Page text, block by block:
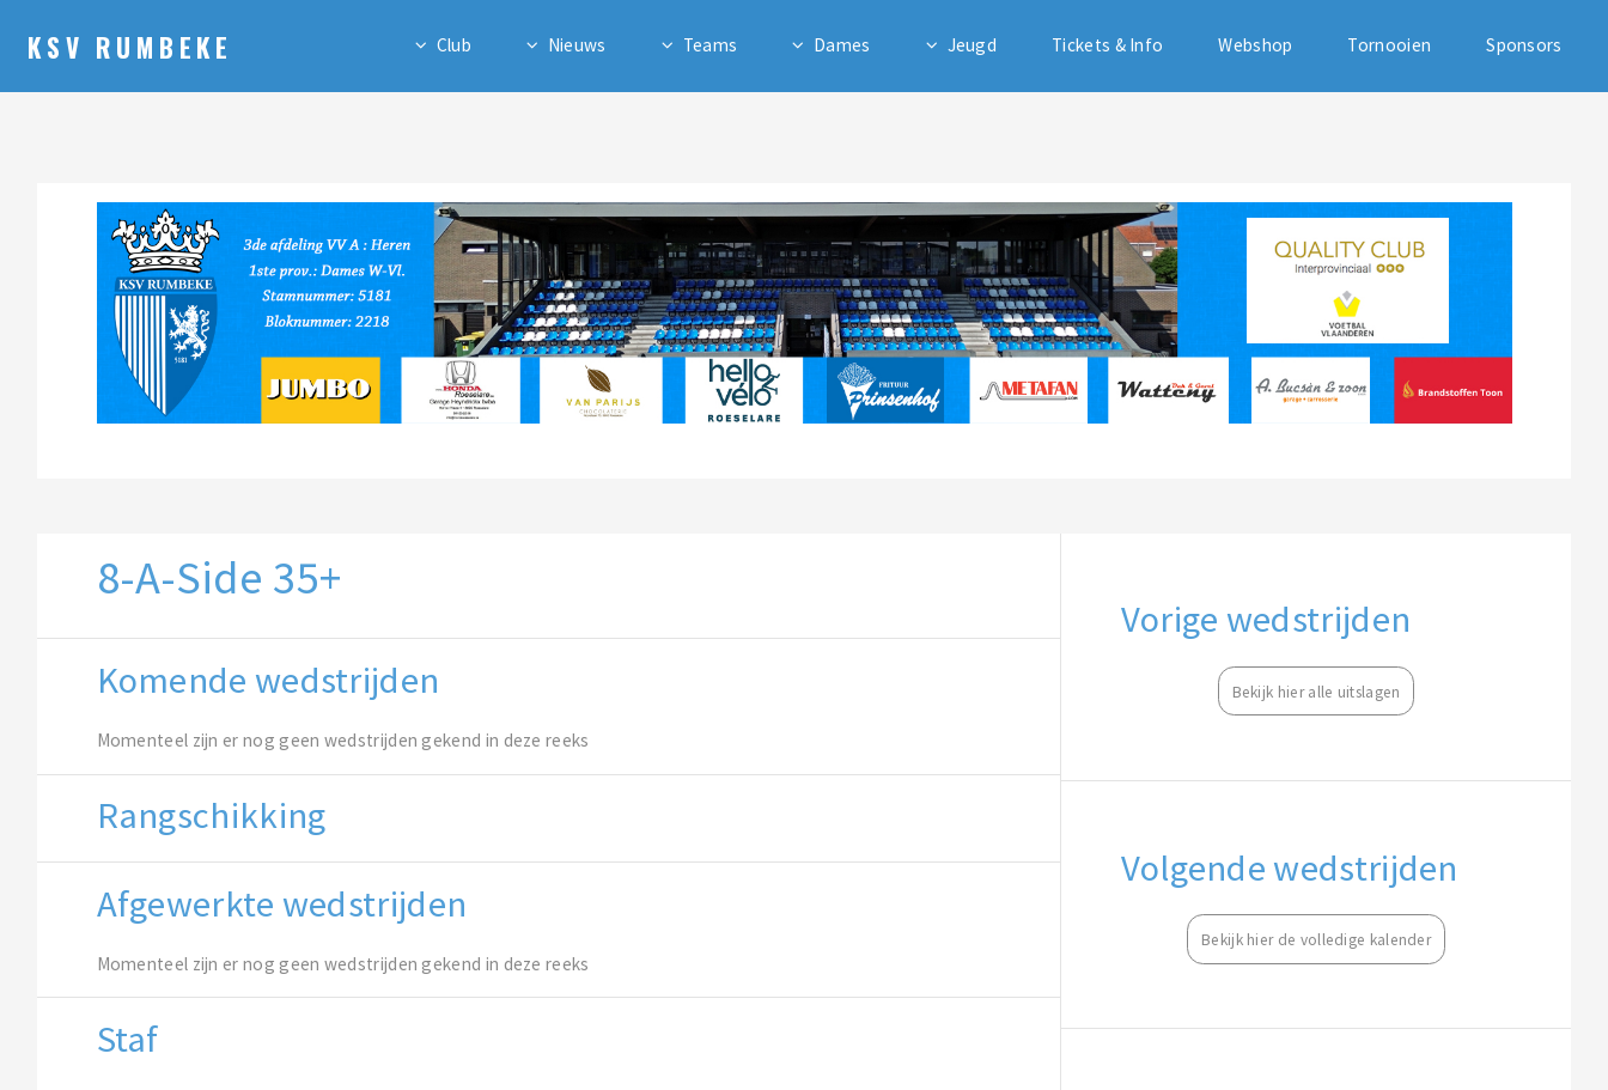
KSV RUMBEKE Club Nieuws Teams Dames Jeugd Tickets & Info Webshop Tornooien Sponsors
8-A-Side 35+
Komende wedstrijden
Momenteel zijn er nog geen wedstrijden gekend in deze reeks
Rangschikking
Afgewerkte wedstrijden
Momenteel zijn er nog geen wedstrijden gekend in deze reeks
Staf
Vorige wedstrijden
Bekijk hier alle uitslagen
Volgende wedstrijden
Bekijk hier de volledige kalender